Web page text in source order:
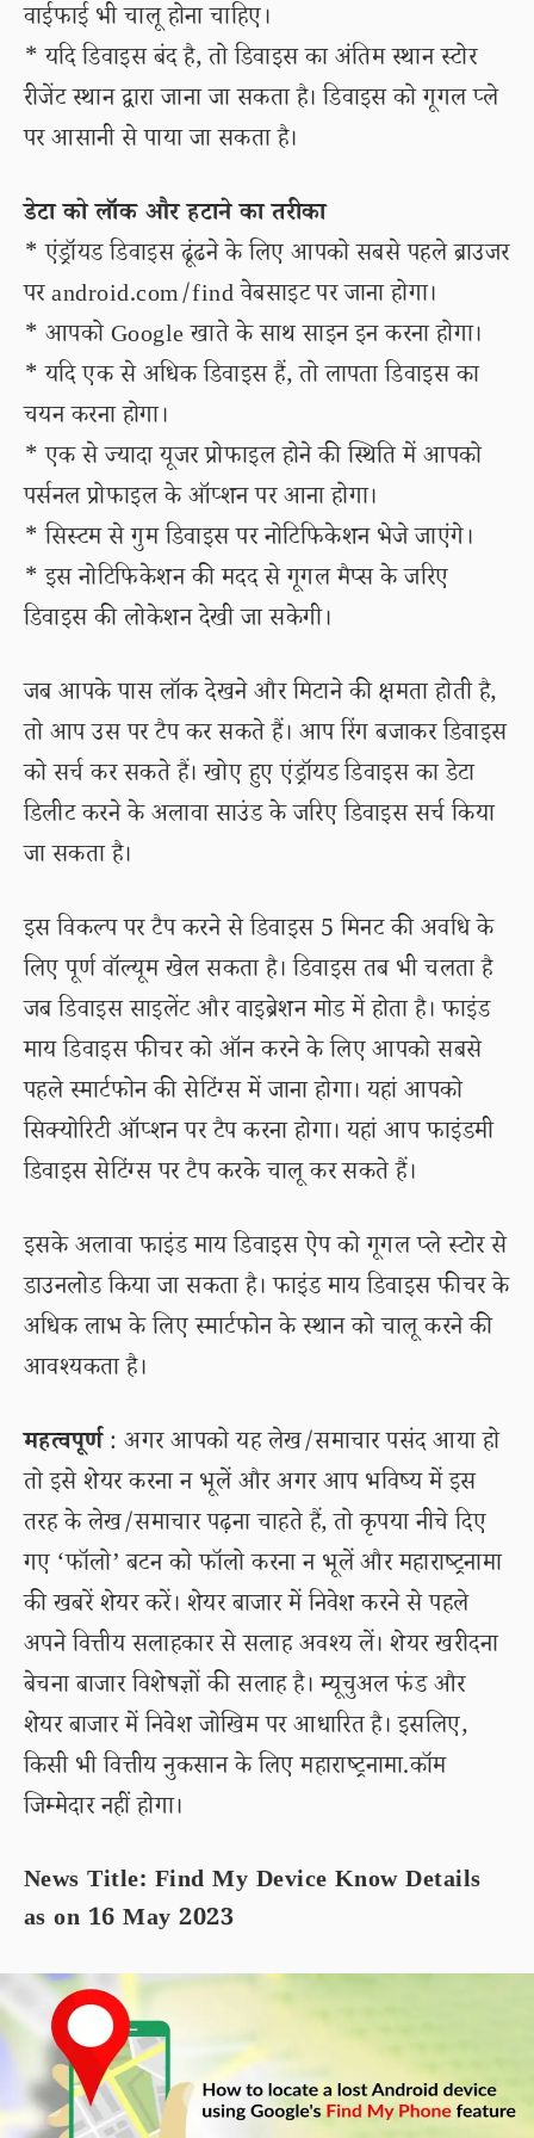
वाईफाई भी चालू होना चाहिए।
* यदि डिवाइस बंद है, तो डिवाइस का अंतिम स्थान स्टोर
रीजेंट स्थान द्वारा जाना जा सकता है। डिवाइस को गूगल प्ले
पर आसानी से पाया जा सकता है।
डेटा को लॉक और हटाने का तरीका
* एंड्रॉयड डिवाइस ढूंढने के लिए आपको सबसे पहले ब्राउजर
पर android.com/find वेबसाइट पर जाना होगा।
* आपको Google खाते के साथ साइन इन करना होगा।
* यदि एक से अधिक डिवाइस हैं, तो लापता डिवाइस का
चयन करना होगा।
* एक से ज्यादा यूजर प्रोफाइल होने की स्थिति में आपको
पर्सनल प्रोफाइल के ऑप्शन पर आना होगा।
* सिस्टम से गुम डिवाइस पर नोटिफिकेशन भेजे जाएंगे।
* इस नोटिफिकेशन की मदद से गूगल मैप्स के जरिए
डिवाइस की लोकेशन देखी जा सकेगी।
जब आपके पास लॉक देखने और मिटाने की क्षमता होती है,
तो आप उस पर टैप कर सकते हैं। आप रिंग बजाकर डिवाइस
को सर्च कर सकते हैं। खोए हुए एंड्रॉयड डिवाइस का डेटा
डिलीट करने के अलावा साउंड के जरिए डिवाइस सर्च किया
जा सकता है।
इस विकल्प पर टैप करने से डिवाइस 5 मिनट की अवधि के
लिए पूर्ण वॉल्यूम खेल सकता है। डिवाइस तब भी चलता है
जब डिवाइस साइलेंट और वाइब्रेशन मोड में होता है। फाइंड
माय डिवाइस फीचर को ऑन करने के लिए आपको सबसे
पहले स्मार्टफोन की सेटिंग्स में जाना होगा। यहां आपको
सिक्योरिटी ऑप्शन पर टैप करना होगा। यहां आप फाइंडमी
डिवाइस सेटिंग्स पर टैप करके चालू कर सकते हैं।
इसके अलावा फाइंड माय डिवाइस ऐप को गूगल प्ले स्टोर से
डाउनलोड किया जा सकता है। फाइंड माय डिवाइस फीचर के
अधिक लाभ के लिए स्मार्टफोन के स्थान को चालू करने की
आवश्यकता है।
महत्वपूर्ण: अगर आपको यह लेख/समाचार पसंद आया हो
तो इसे शेयर करना न भूलें और अगर आप भविष्य में इस
तरह के लेख/समाचार पढ़ना चाहते हैं, तो कृपया नीचे दिए
गए ‘फॉलो’ बटन को फॉलो करना न भूलें और महाराष्ट्रनामा
की खबरें शेयर करें। शेयर बाजार में निवेश करने से पहले
अपने वित्तीय सलाहकार से सलाह अवश्य लें। शेयर खरीदना
बेचना बाजार विशेषज्ञों की सलाह है। म्यूचुअल फंड और
शेयर बाजार में निवेश जोखिम पर आधारित है। इसलिए,
किसी भी वित्तीय नुकसान के लिए महाराष्ट्रनामा.कॉम
जिम्मेदार नहीं होगा।
News Title: Find My Device Know Details
as on 16 May 2023